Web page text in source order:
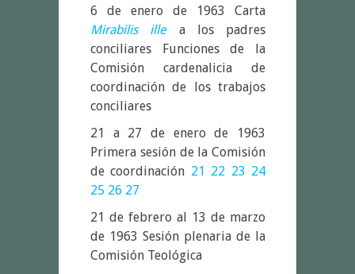
6 de enero de 1963 Carta
Mirabilis illea los padres
conciliares Funciones de la
Comisión cardenalicia de
coordinación de los trabajos
conciliares
21 a 27 de enero de 1963
Primera sesión de la Comisión
de coordinación 21 22 23 24
25 26 27
21 de febrero al 13 de marzo
de 1963 Sesión plenaria de la
Comisión Teológica